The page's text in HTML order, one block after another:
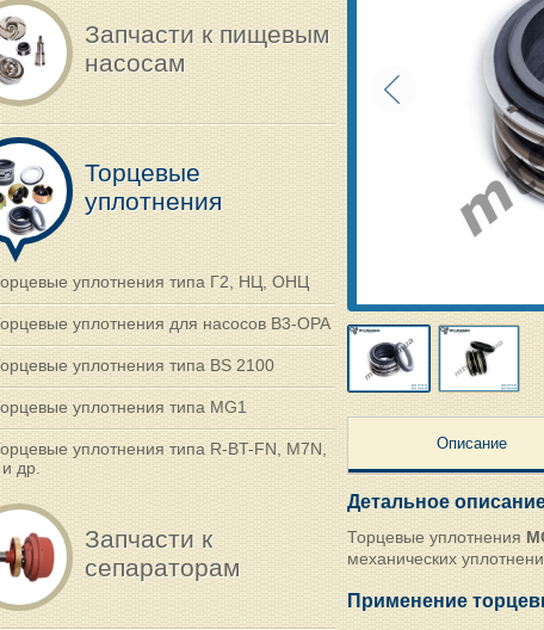
Запчасти к пищевым
насосам
Торцевые
уплотнения
уплотнения типа Г2, НЦ, ОНЦ
уплотнения для насосов В3-ОРА
уплотнения типа BS 2100
уплотнения типа MG1
уплотнения типа R-BT-FN, M7N,
др.
Запчасти к
сепараторам
Описание
Детальное
Торцевые уплотнения
механических
Применение